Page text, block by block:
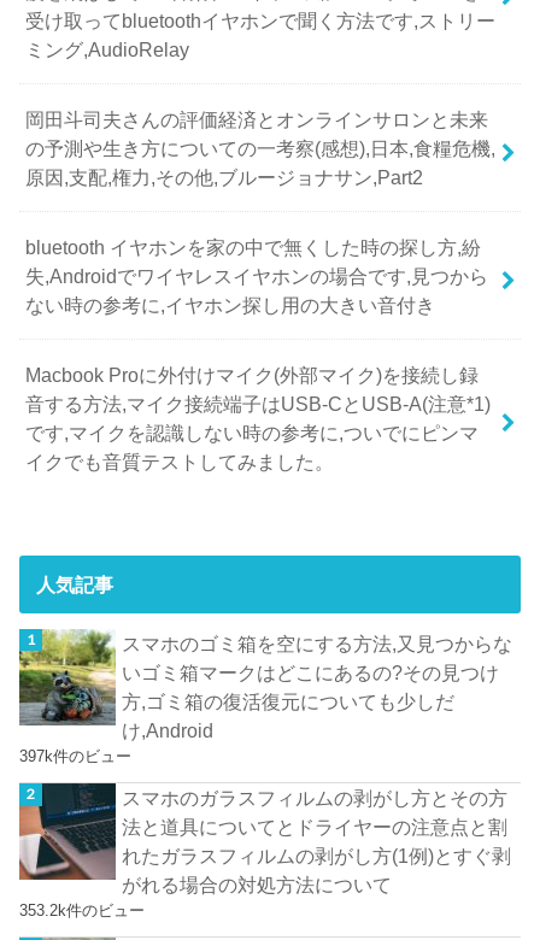
受け取ってbluetoothイヤホンで聞く方法です,ストリー
ミング,AudioRelay
岡田斗司夫さんの評価経済とオンラインサロンと未来
の予測や生き方についての一考察(感想),日本,食糧危機,
原因,支配,権力,その他,ブルージョナサン,Part2
bluetooth イヤホンを家の中で無くした時の探し方,紛
失,Androidでワイヤレスイヤホンの場合です,見つから
ない時の参考に,イヤホン探し用の大きい音付き
Macbook Proに外付けマイク(外部マイク)を接続し録
音する方法,マイク接続端子はUSB-CとUSB-A(注意*1)
です,マイクを認識しない時の参考に,ついでにピンマ
イクでも音質テストしてみました。
人気記事
スマホのゴミ箱を空にする方法,又見つからな
いゴミ箱マークはどこにあるの?その見つけ
方,ゴミ箱の復活復元についても少しだ
け,Android
397k件のビュー
スマホのガラスフィルムの剥がし方とその方
法と道具についてとドライヤーの注意点と割
れたガラスフィルムの剥がし方(1例)とすぐ剥
がれる場合の対処方法について
353.2k件のビュー